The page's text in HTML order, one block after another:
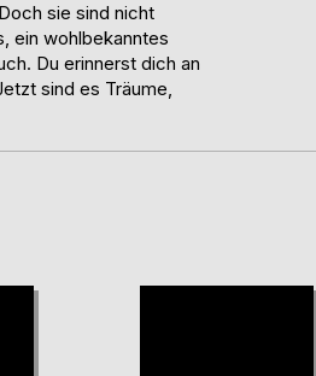
sie sind nicht
ein wohlbekanntes
Du erinnerst dich an
sind es Träume,